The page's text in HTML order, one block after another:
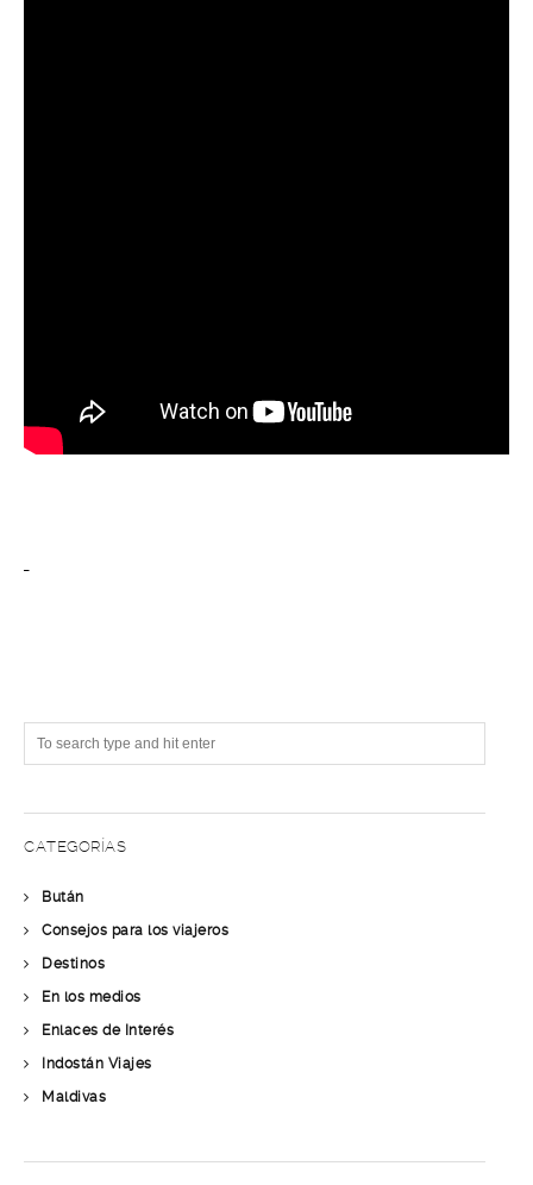
CATEGORÍAS
Bután
Consejos para los viajeros
Destinos
En los medios
Enlaces de Interés
Indostán Viajes
Maldivas